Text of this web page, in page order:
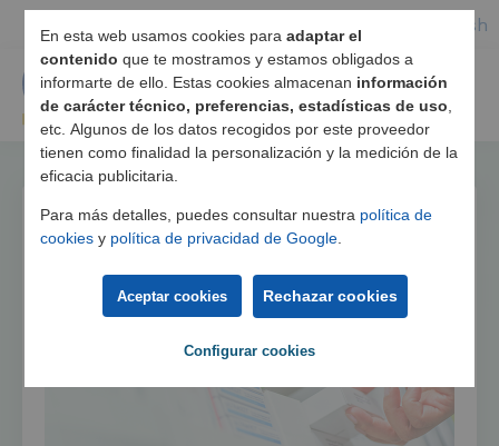
En esta web usamos cookies para adaptar el
contenido que te mostramos y estamos obligados a
informarte de ello. Estas cookies almacenan información
de carácter técnico, preferencias, estadísticas de uso,
etc. Algunos de los datos recogidos por este proveedor
tienen como finalidad la personalización y la medición de la
eficacia publicitaria.
Para más detalles, puedes consultar nuestra política de
cookiesy política de privacidad de Google.
Aceptar cookies Rechazar cookies
Configurar cookies
Español English